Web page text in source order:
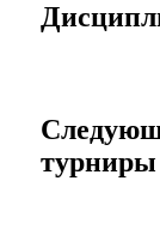
турниры